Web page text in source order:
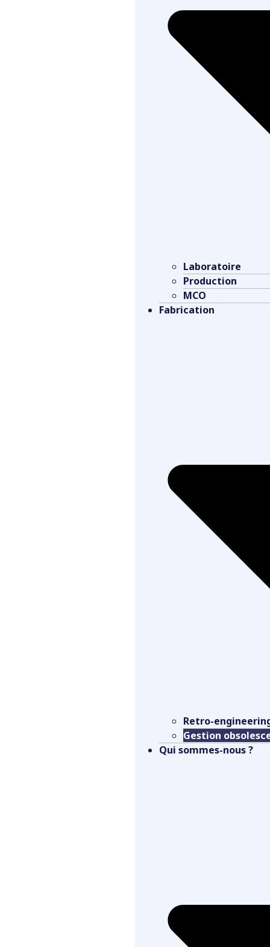
Laboratoire
Production
MCO
Fabrication
Retro-
Gestion
Qui sommes-nous ?